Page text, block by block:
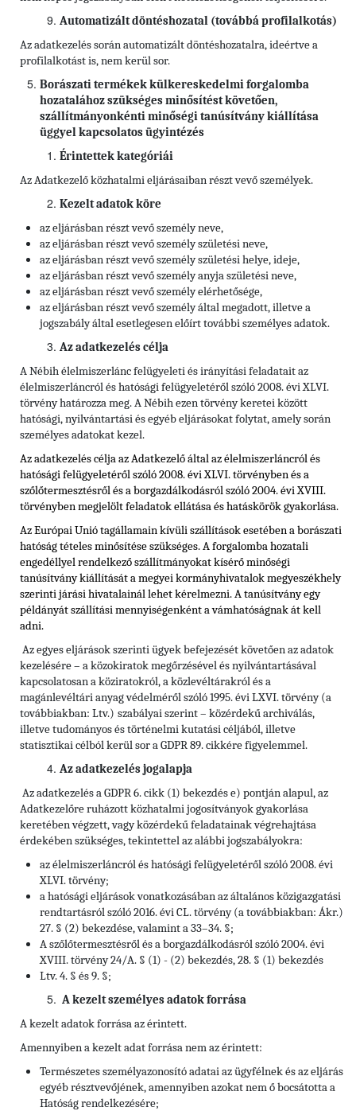
Automatizált döntéshozatal (továbbá profilalkotás)
Az adatkezelés során automatizált döntéshozatalra, ideértve a
profilalkotást is, nem kerül sor.
Borászati termékek külkereskedelmi forgalomba
hozatalához szükséges minősítést követően,
szállítmányonkénti minőségi tanúsítvány kiállítása
üggyel kapcsolatos ügyintézés
Érintettek kategóriái
Az Adatkezelő közhatalmi eljárásaiban részt vevő személyek.
Kezelt adatok köre
az eljárásban részt vevő személy neve,
az eljárásban részt vevő személy születési neve,
az eljárásban részt vevő személy születési helye, ideje,
az eljárásban részt vevő személy anyja születési neve,
az eljárásban részt vevő személy elérhetősége,
az eljárásban részt vevő személy által megadott, illetve a
jogszabály által esetlegesen előírt további személyes adatok.
Az adatkezelés célja
A Nébih élelmiszerlánc felügyeleti és irányítási feladatait az
élelmiszerláncról és hatósági felügyeletéről szóló 2008. évi XLVI.
törvény határozza meg. A Nébih ezen törvény keretei között
hatósági, nyilvántartási és egyéb eljárásokat folytat, amely során
személyes adatokat kezel.
Az adatkezelés célja az Adatkezelő által az élelmiszerláncról és
hatósági felügyeletéről szóló 2008. évi XLVI. törvényben ésa
szőlőtermesztésről és a borgazdálkodásról szóló 2004. évi XVIII.
törvénybenmegjelölt feladatok ellátása és hatáskörök gyakorlása.
Az Európai Unió tagállamain kívüli szállítások esetében a borászati
hatóság tételes minősítése szükséges. A forgalomba hozatali
engedéllyel rendelkező szállítmányokat kísérő minőségi
tanúsítvány kiállítását a megyei kormányhivatalok megyeszékhely
szerinti járási hivatalainál lehet kérelmezni. A tanúsítvány egy
példányát szállítási mennyiségenként a vámhatóságnak át kell
adni.
Az egyes eljárások szerinti ügyek befejezését követően az adatok
kezelésére – a közokiratok megőrzésével és nyilvántartásával
kapcsolatosan a köziratokról, a közlevéltárakról és a
magánlevéltári anyag védelméről szóló 1995. évi LXVI. törvény (a
továbbiakban: Ltv.) szabályai szerint – közérdekű archiválás,
illetve tudományos és történelmi kutatási céljából, illetve
statisztikai célból kerül sor a GDPR 89. cikkére figyelemmel.
Az adatkezelés jogalapja
Az adatkezelés a GDPR 6. cikk (1) bekezdés e) pontján alapul, az
Adatkezelőre ruházott közhatalmi jogosítványok gyakorlása
keretében végzett, vagy közérdekű feladatainak végrehajtása
érdekében szükséges, tekintettel az alábbi jogszabályokra:
az élelmiszerláncról és hatósági felügyeletéről szóló 2008. évi
XLVI. törvény;
a hatósági eljárások vonatkozásában az általános közigazgatási
rendtartásról szóló 2016. évi CL. törvény (a továbbiakban: Ákr.)
27. § (2) bekezdése, valamint a 33–34. §;
A szőlőtermesztésről és a borgazdálkodásról szóló 2004. évi
XVIII. törvény 24/A. § (1) - (2) bekezdés, 28. § (1) bekezdés
Ltv. 4. § és 9. §;
A kezelt személyes adatok forrása
A kezelt adatok forrása az érintett.
Amennyiben a kezelt adat forrása nem az érintett:
Természetes személyazonosító adatai az ügyfélnek és az eljárás
egyéb résztvevőjének, amennyiben azokat nem ő bocsátotta a
Hatóság rendelkezésére;